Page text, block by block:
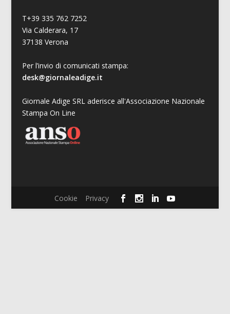
T+39 335 762 7252
Via Calderara, 17
37138 Verona
Per l’invio di comunicati stampa:
desk@giornaleadige.it
Giornale Adige SRL aderisce all'Associazione Nazionale
Stampa On Line
Cookie Privacy